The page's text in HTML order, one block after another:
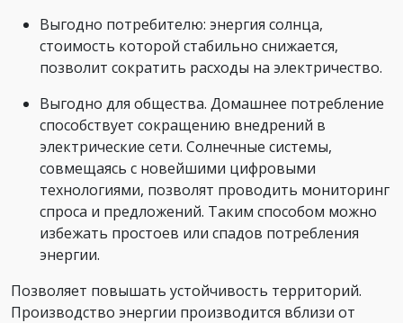
Выгодно потребителю: энергия солнца,
стоимость которой стабильно снижается,
позволит сократить расходы на электричество.
Выгодно для общества. Домашнее потребление
способствует сокращению внедрений в
электрические сети. Солнечные системы,
совмещаясь с новейшими цифровыми
технологиями, позволят проводить мониторинг
спроса и предложений. Таким способом можно
избежать простоев или спадов потребления
энергии.
Позволяет повышать устойчивость территорий.
Производство энергии производится вблизи от